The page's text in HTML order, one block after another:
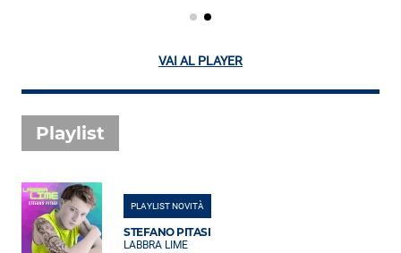
VAI AL PLAYER
Playlist
PLAYLIST NOVITÀ
STEFANO PITASI
LABBRA LIME